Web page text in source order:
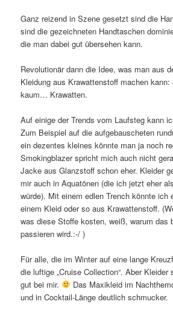
Ganz reizend in Szene gesetzt sind die
sind die gezeichneten Handtaschen
die man dabei gut übersehen kann.
Revolutionär dann die Idee, was man aus
Kleidung aus Krawattenstoff machen
kaum… Krawatten.
Auf einige der Trends vom Laufsteg kann
Zum Beispiel auf die aufgebauscheten
ein dezentes kleines könnte man ja noch
Smokingblazer spricht mich auch nicht
Jacke aus Glanzstoff schon eher. Kleider
mir auch in Aquatönen (die ich jetzt eher
würde). Mit einem edlen Trench könnte ich
einem Kleid oder so aus Krawattenstoff.
was diese Stoffe kosten, weiß, warum das
passieren wird.:-/ )
Für alle, die im Winter auf eine lange
die luftige „Cruise Collection“. Aber
gut bei mir.
Das Maxikleid im
und in Cocktail-Länge deutlich schmucker.